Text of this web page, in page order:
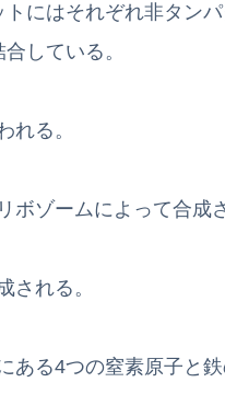
にはそれぞれ非タン
している。
れる。
ボゾームによって合成
される。
ある4つの窒素原子と